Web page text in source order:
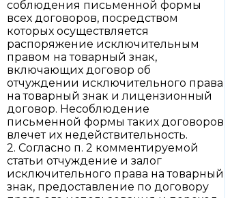
соблюдения письменной формы
всех договоров, посредством
которых осуществляется
распоряжение исключительным
правом на товарный знак,
включающих договор об
отчуждении исключительного права
на товарный знак и лицензионный
договор. Несоблюдение
письменной формы таких договоров
влечет их недействительность.
2. Согласно п. 2 комментируемой
статьи отчуждение и залог
исключительного права на товарный
знак, предоставление по договору